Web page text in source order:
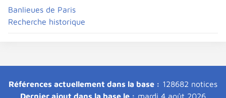
Banlieues de Paris
Recherche historique
Références actuellement dans la base : 128682 notices
Dernier ajout dans la base le : mardi 4 août 2026